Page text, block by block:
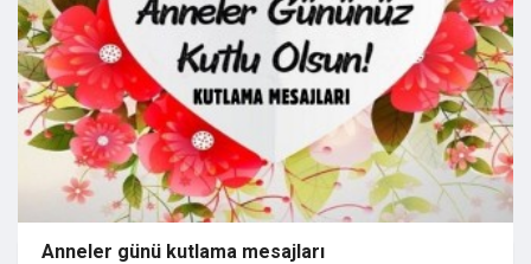
Anneler günü kutlama mesajları